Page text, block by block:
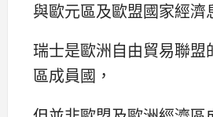
與歐元區及歐盟國家經濟
瑞士是歐洲自由貿易聯盟
區成員國，